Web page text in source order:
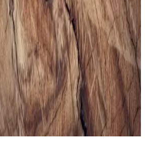
Spor Çantası Seçimi ve
Rehber
kapasite, malzeme, konfor ve tasarım
edin. Güncel modeller ve markalarla
bir arada yakalayın.
ile Şıklık ve Rahatlığı
siyah spor gömlekler, rahatlık ve
yönlü modelleri ve kombin önerileriyle